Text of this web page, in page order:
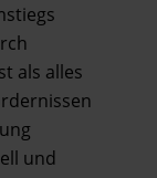
als alles
und